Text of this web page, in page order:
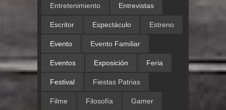
Entretenimiento Entrevistas
Escritor Espectáculo Estreno
Evento Evento Familiar
Eventos Exposición Feria
Festival Fiestas Patrias
Filme Filosofía Gamer